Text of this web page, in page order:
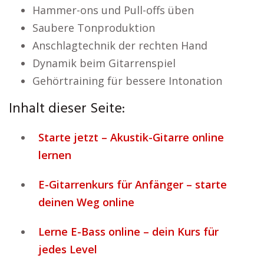
Hammer-ons und Pull-offs üben
Saubere Tonproduktion
Anschlagtechnik der rechten Hand
Dynamik beim Gitarrenspiel
Gehörtraining für bessere Intonation
Inhalt dieser Seite:
Starte jetzt – Akustik-Gitarre online
lernen
E-Gitarrenkurs für Anfänger – starte
deinen Weg online
Lerne E-Bass online – dein Kurs für
jedes Level